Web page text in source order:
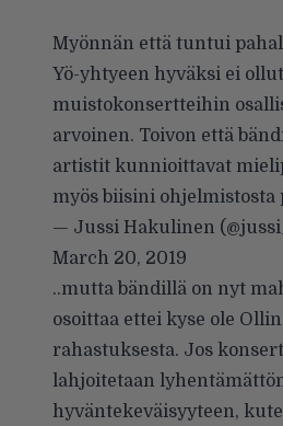
Myönnän että tuntui
Yö-yhtyeen hyväksi ei
muistokonsertteihin
arvoinen. Toivon että
artistit kunnioittavat
myös biisini ohjelmistosta
— Jussi Hakulinen
March 20, 2019
..mutta bändillä on nyt
osoittaa ettei kyse ole
rahastuksesta. Jos
lahjoitetaan
hyväntekeväisyyteen,